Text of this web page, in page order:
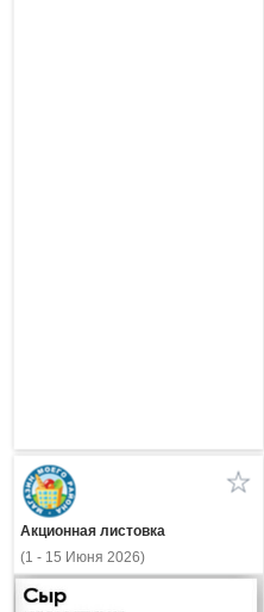
Акционная листовка
(1 - 15 Июня 2026)